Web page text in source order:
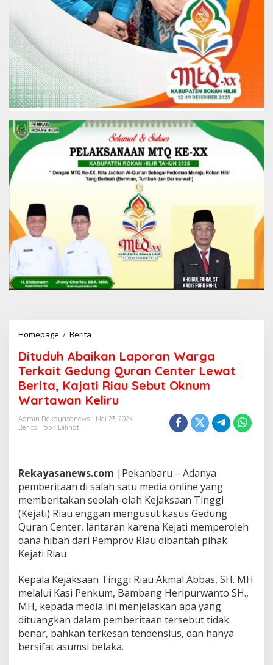
Homepage / Berita
t
u
d
u
h
n
L
a
p
o
r
a
a
r
g
a
T
e
r
k
Dituduh Abaikan Laporan Warga
Terkait Gedung Quran Center Lewat
Berita, Kajati Riau Sebut Oknum
Wartawan Keliru
Admin Rekayasanews
Mei 23, 2024
Berita
557 Dilihat
Rekayasanews.com |Pekanbaru – Adanya
pemberitaan di salah satu media online yang
memberitakan seolah-olah Kejaksaan Tinggi
(Kejati) Riau enggan mengusut kasus Gedung
Quran Center, lantaran karena Kejati memperoleh
dana hibah dari Pemprov Riau dibantah pihak
Kejati Riau
Kepala Kejaksaan Tinggi Riau Akmal Abbas, SH. MH
melalui Kasi Penkum, Bambang Heripurwanto SH.,
MH, kepada media ini menjelaskan apa yang
dituangkan dalam pemberitaan tersebut tidak
benar, bahkan terkesan tendensius, dan hanya
bersifat asumsi belaka.